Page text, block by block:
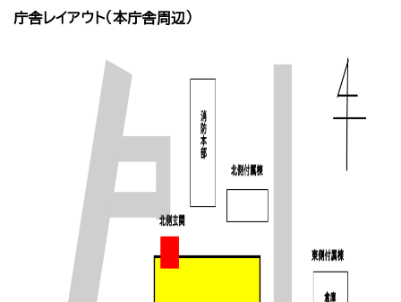
庁舎レイアウト（本庁舎周辺）